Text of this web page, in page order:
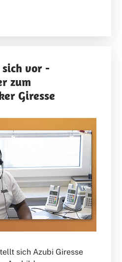
vor -
zum
Giresse
sich Azubi Giresse